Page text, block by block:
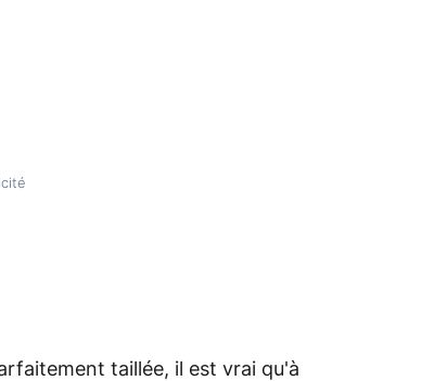
taillée, il est vrai qu'à